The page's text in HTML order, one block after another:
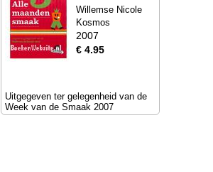
Willemse Nicole
Kosmos
2007
€ 4.95
Uitgegeven ter gelegenheid van de
Week van de Smaak 2007